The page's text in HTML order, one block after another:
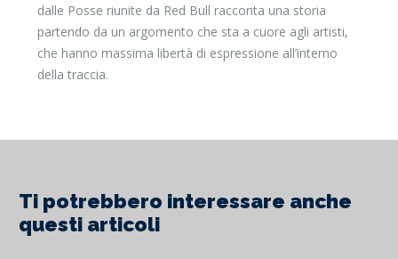
dalle Posse riunite da Red Bull racconta una storia
partendo da un argomento che sta a cuore agli artisti,
che hanno massima libertà di espressione all’interno
della traccia.
Ti potrebbero interessare anche
questi articoli